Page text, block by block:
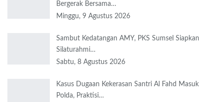
Bergerak Bersama…
Minggu, 9 Agustus 2026
Sambut Kedatangan AMY, PKS Sumsel Siapkan
Silaturahmi…
Sabtu, 8 Agustus 2026
Kasus Dugaan Kekerasan Santri Al Fahd Masuk
Polda, Praktisi…